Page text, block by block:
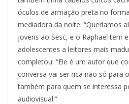
óculos de armação preta no
mediadora da noite. “Queríamos
jovens ao Sesc, e o Raphael tem
adolescentes a leitores mais
completou: “Ele é um autor que
conversa vai ser rica não só para
também para quem se interessa
audiovisual.”